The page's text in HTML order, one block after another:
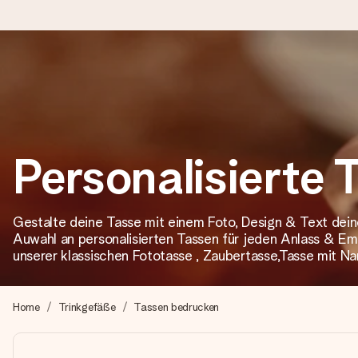
Wir bereiten dein Geschenk sorgfältig vor und schicken es
4,8 (basierend auf +15.000 Bewertungen)
Unsere Geschenke begeistern. Kunden bewerten uns mit
Erstelle etwas Einzigartiges in wenigen Schritten – mit
Personalisierte
Gestalte deine Tasse mit einem Foto, Design & Text
Auwahl an personalisierten Tassen für jeden Anlass &
unserer klassischen Fototasse , Zaubertasse,Tasse mit
Home Trinkgefäße Tassen bedrucken